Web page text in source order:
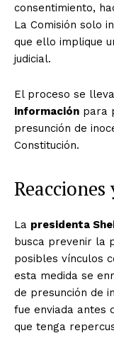
consentimiento,
La Comisión solo
que ello implique
judicial.
El proceso se
información para
presunción de
Constitución.
La presidenta
busca prevenir la
posibles vínculos
esta medida se
de presunción de
fue enviada antes
que tenga